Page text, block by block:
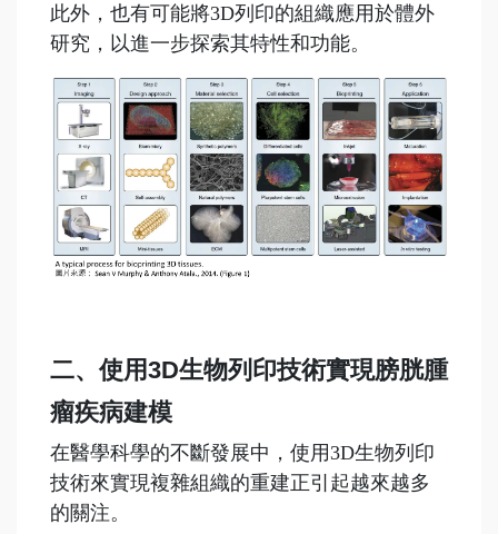
此外，也有可能將3D列印的組織應用於體外
研究，以進一步探索其特性和功能。
二、使用3D生物列印技術實現膀胱腫
瘤疾病建模
在醫學科學的不斷發展中，使用3D生物列印
技術來實現複雜組織的重建正引起越來越多
的關注。